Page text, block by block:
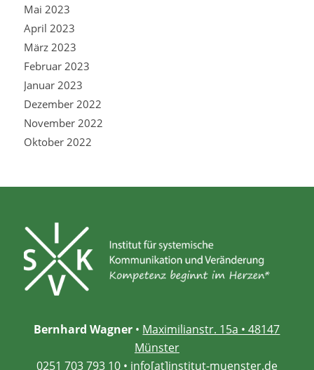
Mai 2023
April 2023
März 2023
Februar 2023
Januar 2023
Dezember 2022
November 2022
Oktober 2022
Bernhard Wagner • Maximilianstr. 15a • 48147
Münster
0251 703 793 10• info[at]institut-muenster.de